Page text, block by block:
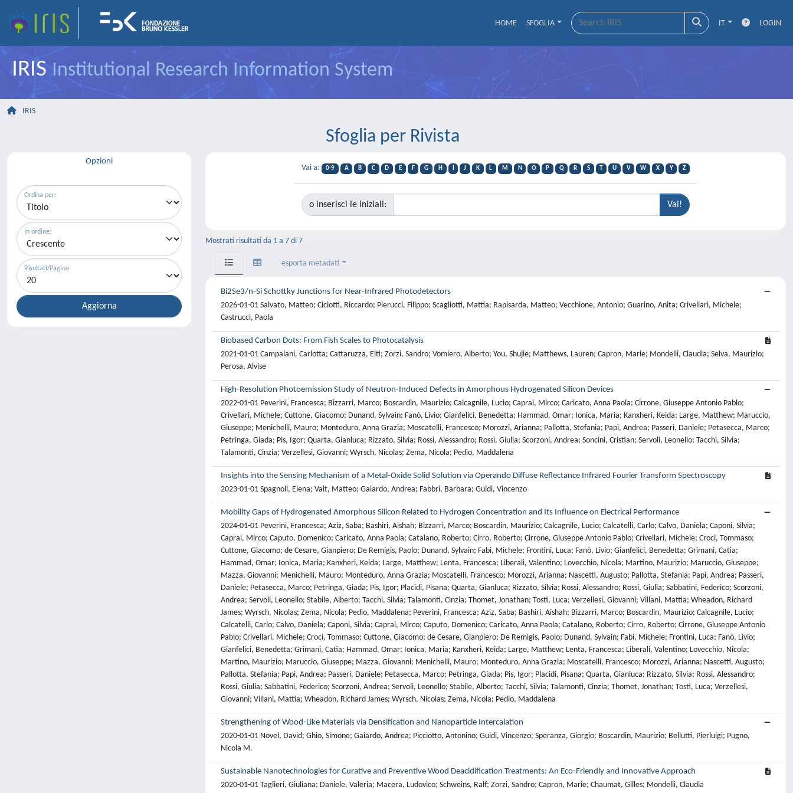
HOME SFOGLIA IT LOGIN
IRISInstitutional Research Information System
IRIS
Sfoglia per Rivista
Opzioni
Ordina per:
In ordine:
Risultati/Pagina
Vai a: 0-9 A B C D E F G H J K L M N O P Q R S T U V W X Y Z
o inserisci le iniziali:
Mostrati risultati da 1 a 7 di 7
esporta metadati
Bi2Se3/n-Si Schottky Junctions for Near-Infrared Photodetectors
2026-01-01 Salvato, Matteo; Ciciotti, Riccardo; Pierucci, Filippo; Scagliotti, Mattia; Rapisarda, Matteo; Vecchione, Antonio; Guarino, Anita; Crivellari, Michele;
Castrucci, Paola
Biobased Carbon Dots: From Fish Scales to Photocatalysis
2021-01-01 Campalani, Carlotta; Cattaruzza, Elti; Zorzi, Sandro; Vomiero, Alberto; You, Shujie; Matthews, Lauren; Capron, Marie; Mondelli, Claudia; Selva, Maurizio;
Perosa, Alvise
High-Resolution Photoemission Study of Neutron-Induced Defects in Amorphous Hydrogenated Silicon Devices
2022-01-01 Peverini, Francesca; Bizzarri, Marco; Boscardin, Maurizio; Calcagnile, Lucio; Caprai, Mirco; Caricato, Anna Paola; Cirrone, Giuseppe Antonio Pablo;
Crivellari, Michele; Cuttone, Giacomo; Dunand, Sylvain; Fanò, Livio; Gianfelici, Benedetta; Hammad, Omar; Ionica, Maria; Kanxheri, Keida; Large, Matthew; Maruccio,
Giuseppe; Menichelli, Mauro; Monteduro, Anna Grazia; Moscatelli, Francesco; Morozzi, Arianna; Pallotta, Stefania; Papi, Andrea; Passeri, Daniele; Petasecca, Marco;
Petringa, Giada; Pis, Igor; Quarta, Gianluca; Rizzato, Silvia; Rossi, Alessandro; Rossi, Giulia; Scorzoni, Andrea; Soncini, Cristian; Servoli, Leonello; Tacchi, Silvia;
Talamonti, Cinzia; Verzellesi, Giovanni; Wyrsch, Nicolas; Zema, Nicola; Pedio, Maddalena
Insights into the Sensing Mechanism of a Metal-Oxide Solid Solution via Operando Diffuse Reflectance Infrared Fourier Transform Spectroscopy
2023-01-01 Spagnoli, Elena; Valt, Matteo; Gaiardo, Andrea; Fabbri, Barbara; Guidi, Vincenzo
Mobility Gaps of Hydrogenated Amorphous Silicon Related to Hydrogen Concentration and Its Influence on Electrical Performance
2024-01-01 Peverini, Francesca; Aziz, Saba; Bashiri, Aishah; Bizzarri, Marco; Boscardin, Maurizio; Calcagnile, Lucio; Calcatelli, Carlo; Calvo, Daniela; Caponi, Silvia;
Caprai, Mirco; Caputo, Domenico; Caricato, Anna Paola; Catalano, Roberto; Cirro, Roberto; Cirrone, Giuseppe Antonio Pablo; Crivellari, Michele; Croci, Tommaso;
Cuttone, Giacomo; de Cesare, Gianpiero; De Remigis, Paolo; Dunand, Sylvain; Fabi, Michele; Frontini, Luca; Fanò, Livio; Gianfelici, Benedetta; Grimani, Catia;
Hammad, Omar; Ionica, Maria; Kanxheri, Keida; Large, Matthew; Lenta, Francesca; Liberali, Valentino; Lovecchio, Nicola; Martino, Maurizio; Maruccio, Giuseppe;
Mazza, Giovanni; Menichelli, Mauro; Monteduro, Anna Grazia; Moscatelli, Francesco; Morozzi, Arianna; Nascetti, Augusto; Pallotta, Stefania; Papi, Andrea; Passeri,
Daniele; Petasecca, Marco; Petringa, Giada; Pis, Igor; Placidi, Pisana; Quarta, Gianluca; Rizzato, Silvia; Rossi, Alessandro; Rossi, Giulia; Sabbatini, Federico; Scorzoni,
Andrea; Servoli, Leonello; Stabile, Alberto; Tacchi, Silvia; Talamonti, Cinzia; Thomet, Jonathan; Tosti, Luca; Verzellesi, Giovanni; Villani, Mattia; Wheadon, Richard
James; Wyrsch, Nicolas; Zema, Nicola; Pedio, Maddalena; Peverini, Francesca; Aziz, Saba; Bashiri, Aishah; Bizzarri, Marco; Boscardin, Maurizio; Calcagnile, Lucio;
Calcatelli, Carlo; Calvo, Daniela; Caponi, Silvia; Caprai, Mirco; Caputo, Domenico; Caricato, Anna Paola; Catalano, Roberto; Cirro, Roberto; Cirrone, Giuseppe Antonio
Pablo; Crivellari, Michele; Croci, Tommaso; Cuttone, Giacomo; de Cesare, Gianpiero; De Remigis, Paolo; Dunand, Sylvain; Fabi, Michele; Frontini, Luca; Fanò, Livio;
Gianfelici, Benedetta; Grimani, Catia; Hammad, Omar; Ionica, Maria; Kanxheri, Keida; Large, Matthew; Lenta, Francesca; Liberali, Valentino; Lovecchio, Nicola;
Martino, Maurizio; Maruccio, Giuseppe; Mazza, Giovanni; Menichelli, Mauro; Monteduro, Anna Grazia; Moscatelli, Francesco; Morozzi, Arianna; Nascetti, Augusto;
Pallotta, Stefania; Papi, Andrea; Passeri, Daniele; Petasecca, Marco; Petringa, Giada; Pis, Igor; Placidi, Pisana; Quarta, Gianluca; Rizzato, Silvia; Rossi, Alessandro;
Rossi, Giulia; Sabbatini, Federico; Scorzoni, Andrea; Servoli, Leonello; Stabile, Alberto; Tacchi, Silvia; Talamonti, Cinzia; Thomet, Jonathan; Tosti, Luca; Verzellesi,
Giovanni; Villani, Mattia; Wheadon, Richard James; Wyrsch, Nicolas; Zema, Nicola; Pedio, Maddalena
Strengthening of Wood-Like Materials via Densification and Nanoparticle Intercalation
2020-01-01 Novel, David; Ghio, Simone; Gaiardo, Andrea; Picciotto, Antonino; Guidi, Vincenzo; Speranza, Giorgio; Boscardin, Maurizio; Bellutti, Pierluigi; Pugno,
Nicola M.
Sustainable Nanotechnologies for Curative and Preventive Wood Deacidification Treatments: An Eco-Friendly and Innovative Approach
2020-01-01 Taglieri, Giuliana; Daniele, Valeria; Macera, Ludovico; Schweins, Ralf; Zorzi, Sandro; Capron, Marie; Chaumat, Gilles; Mondelli, Claudia